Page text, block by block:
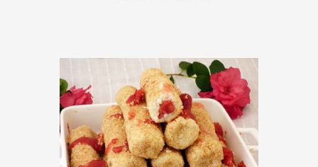
EGYSZERŰ KÓKUSZGOLYÓ KÉT
HOZZÁVALÓBÓL
Szinte a semmiből, akár két alkotóból is finom
sütifalatkákat készíthetünk